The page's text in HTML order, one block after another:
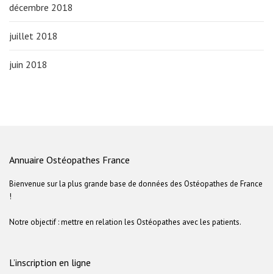
décembre 2018
juillet 2018
juin 2018
Annuaire Ostéopathes France
Bienvenue sur la plus grande base de données des Ostéopathes de France
!
Notre objectif : mettre en relation les Ostéopathes avec les patients.
L’inscription en ligne